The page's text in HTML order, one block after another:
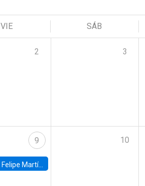
VIE SÁB
2 3
9
Felipe Martínez, alumno Doctorado en Economía UC
10